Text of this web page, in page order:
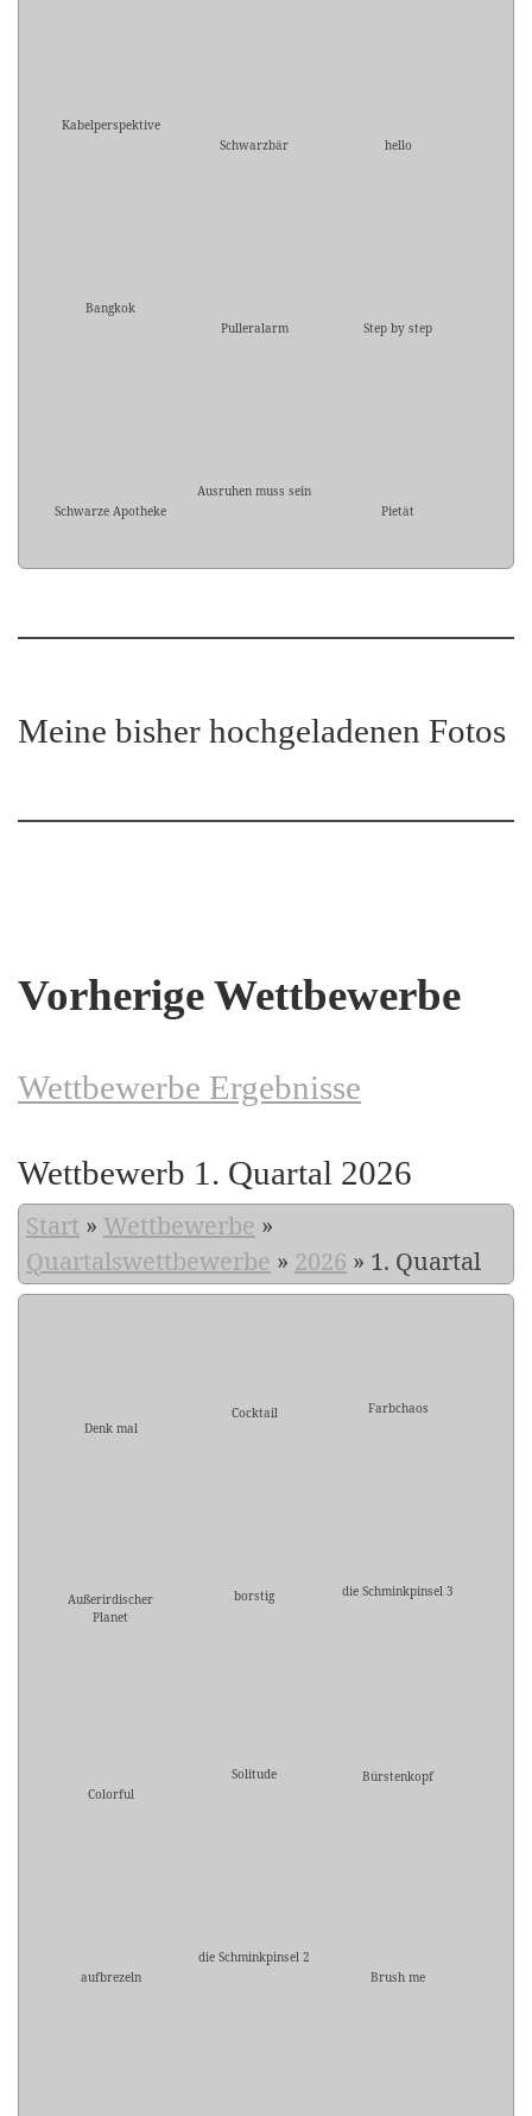
Kabelperspektive
Schwarzbär
hello
Bangkok
Pulleralarm
Step by step
Schwarze Apotheke
Ausruhen muss sein
Pietät
Meine bisher hochgeladenen Fotos
Vorherige Wettbewerbe
Wettbewerbe Ergebnisse
Wettbewerb 1. Quartal 2026
Start » Wettbewerbe »
Quartalswettbewerbe » 2026 » 1. Quartal
Denk mal
Cocktail Farbchaos
Außerirdischer
Planet
borstig die Schminkpinsel 3
Colorful
Solitude Bürstenkopf
aufbrezeln
die Schminkpinsel 2
Brush me